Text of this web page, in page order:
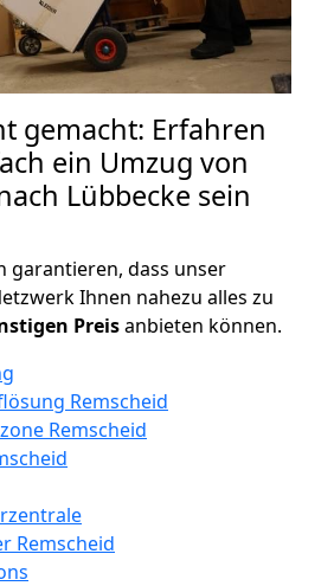
gemacht: Erfahren
ein Umzug von
Lübbecke sein
garantieren, dass unser
Ihnen nahezu alles zu
Preisanbieten können.
Remscheid
Remscheid
Remscheid